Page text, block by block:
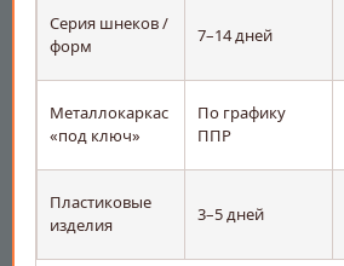
Серия шнеков /
форм
7–14 дней
Металлокаркас
«под ключ»
По графику
ППР
Пластиковые
изделия
3–5 дней